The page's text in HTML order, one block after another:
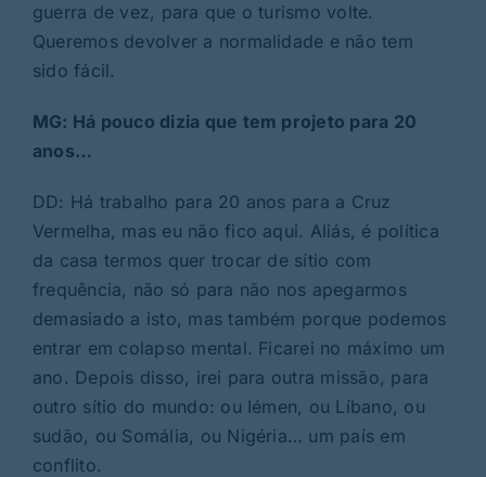
guerra de vez, para que o turismo volte.
Queremos devolver a normalidade e não tem
sido fácil.
MG: Há pouco dizia que tem projeto para 20
anos…
DD: Há trabalho para 20 anos para a Cruz
Vermelha, mas eu não fico aqui. Aliás, é política
da casa termos quer trocar de sítio com
frequência, não só para não nos apegarmos
demasiado a isto, mas também porque podemos
entrar em colapso mental. Ficarei no máximo um
ano. Depois disso, irei para outra missão, para
outro sítio do mundo: ou Iémen, ou Líbano, ou
sudão, ou Somália, ou Nigéria… um país em
conflito.